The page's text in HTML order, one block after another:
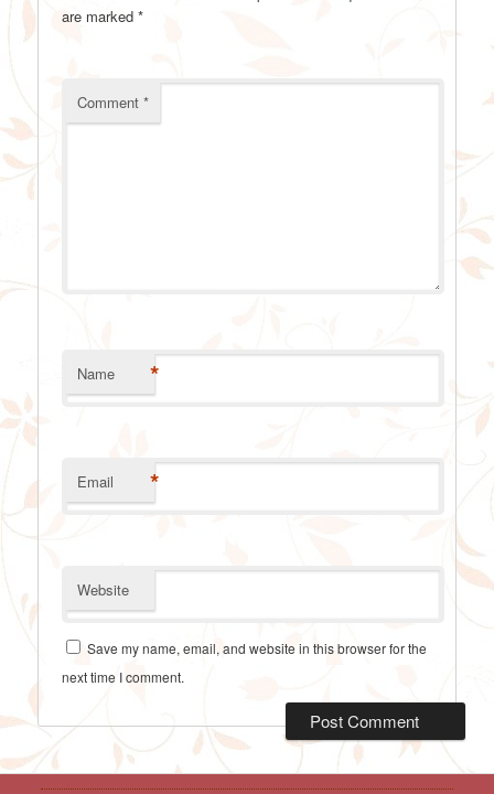
are marked*
Comment*
Name *
Email *
Website
Save my name, email, and website in this browser for the
next time I comment.